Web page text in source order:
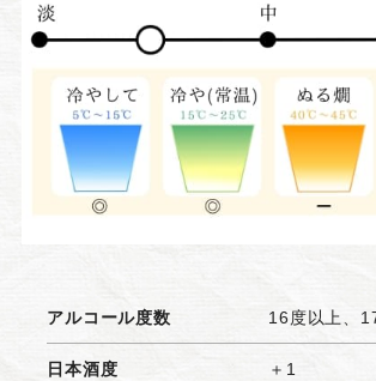
アルコール度数 16度以上、
日本酒度 ＋1